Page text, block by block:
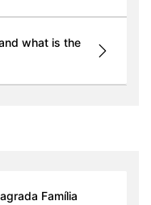
what is the
Família